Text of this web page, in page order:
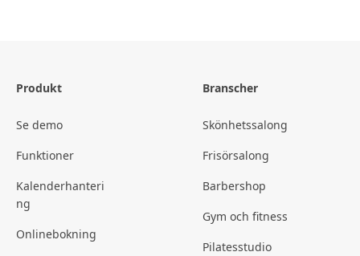
Produkt
Se demo
Funktioner
Kalenderhanteri
ng
Onlinebokning
Branscher
Skönhetssalong
Frisörsalong
Barbershop
Gym och fitness
Pilatesstudio